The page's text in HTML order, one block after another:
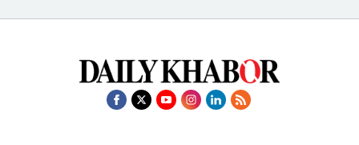
কর্মপরিকল্পনা তৈরির নির্দেশ